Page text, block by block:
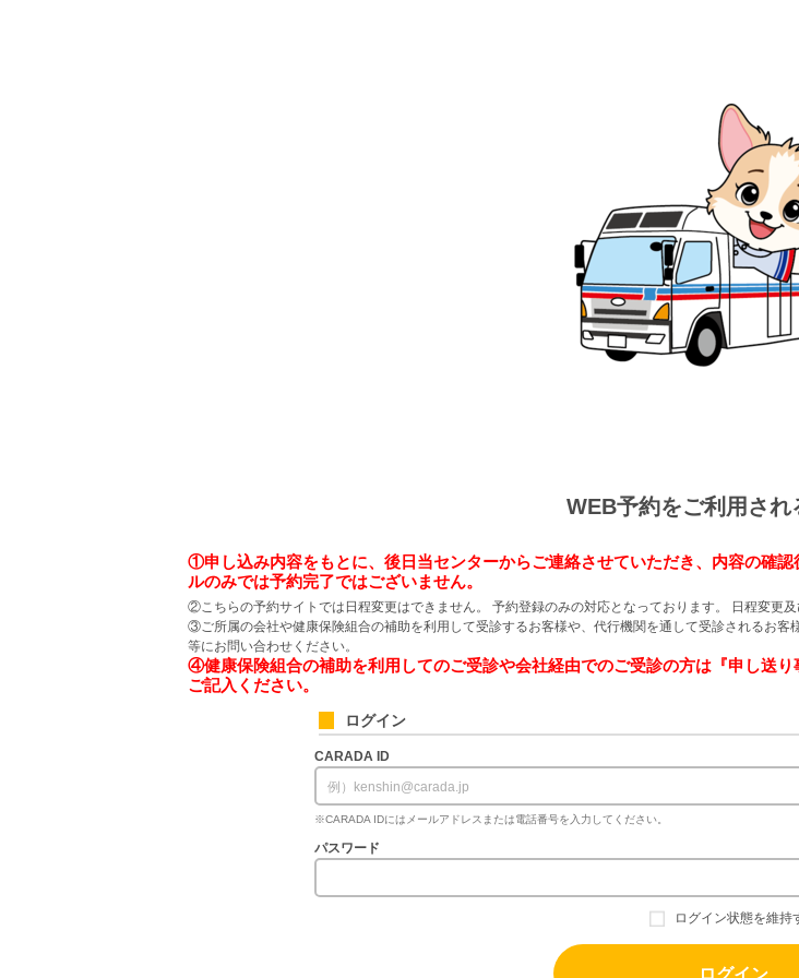
WEB予約をご利用され
①申し込み内容をもとに、後日当センターからご連絡させていただき、内容の確
ルのみでは予約完了ではございません。
②こちらの予約サイトでは日程変更はできません。 予約登録のみの対応となっております。 日程変更
③ご所属の会社や健康保険組合の補助を利用して受診するお客様や、代行機関を通して受診されるお
等にお問い合わせください。
④健康保険組合の補助を利用してのご受診や会社経由でのご受診の方は『申し送
ご記入ください。
ログイン
CARADA ID
※CARADA IDにはメールアドレスまたは電話番号を入力してください。
パスワード
ログイン状態を維持